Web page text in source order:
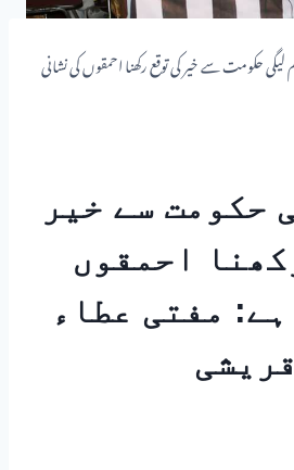
حکومت سے خیر کی توقع رکھنا احمقوں کی نشانی
حکومت سے خیر
احمقوں
مفتی عطاء